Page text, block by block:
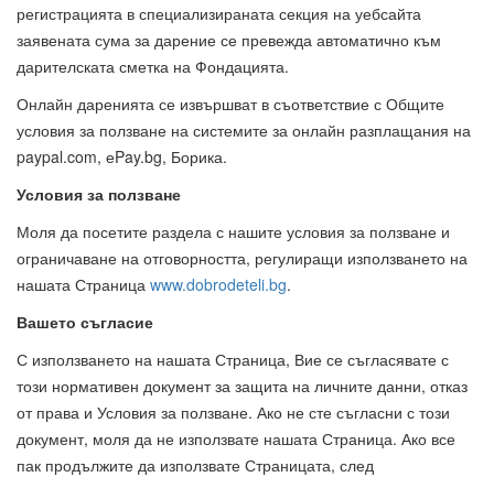
регистрацията в специализираната секция на уебсайта
заявената сума за дарение се превежда автоматично към
дарителската сметка на Фондацията.
Онлайн даренията се извършват в съответствие с Общите
условия за ползване на системите за онлайн разплащания на
paypal.com, еPay.bg, Борика.
Условия за ползване
Моля да посетите раздела с нашите условия за ползване и
ограничаване на отговорността, регулиращи използването на
нашата Страница www.dobrodeteli.bg.
Вашето съгласие
С използването на нашата Страница, Вие се съгласявате с
този нормативен документ за защита на личните данни, отказ
от права и Условия за ползване. Ако не сте съгласни с този
документ, моля да не използвате нашата Страница. Ако все
пак продължите да използвате Страницата, след